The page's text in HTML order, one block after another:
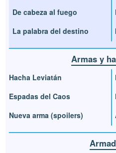
De cabeza al fuego
La palabra del destino
Armas y
Hacha Leviatán
Espadas del Caos
Nueva arma (spoilers)